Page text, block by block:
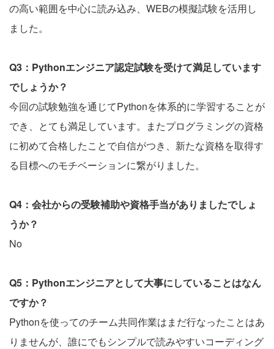
の高い範囲を中心に読み込み、WEBの模擬試験を活用し
ました。
Q3：Pythonエンジニア認定試験を受けて満足しています
でしょうか？
今回の試験勉強を通じてPythonを体系的に学習することが
でき、とても満足しています。またプログラミングの資格
に初めて合格したことで自信がつき、新たな資格を取得す
る目標へのモチベーションに繋がりました。
Q4：会社からの受験補助や資格手当がありましたでしょ
うか？
No
Q5：Pythonエンジニアとして大事にしていることはなん
ですか？
Pythonを使ってのチーム共同作業はまだ行なったことはあ
りませんが、誰にでもシンプルで読みやすいコーディング